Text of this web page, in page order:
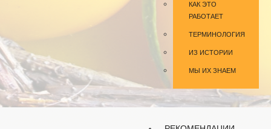
КАК ЭТО
РАБОТАЕТ
ТЕРМИНОЛОГИЯ
ИЗ ИСТОРИИ
МЫ ИХ ЗНАЕМ